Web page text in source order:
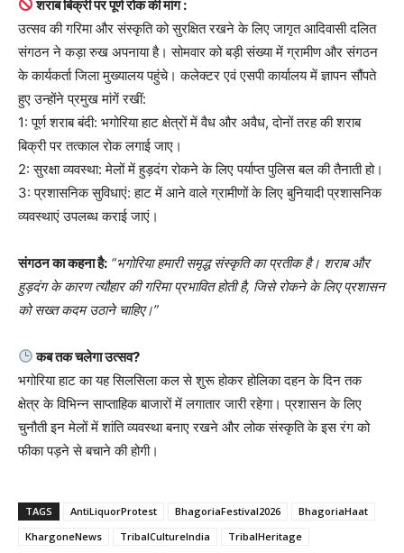
शराब बिक्री पर पूर्ण रोक की मांग :
उत्सव की गरिमा और संस्कृति को सुरक्षित रखने के लिए जागृत आदिवासी दलित
संगठन ने कड़ा रुख अपनाया है। सोमवार को बड़ी संख्या में ग्रामीण और संगठन
के कार्यकर्ता जिला मुख्यालय पहुंचे। कलेक्टर एवं एसपी कार्यालय में ज्ञापन सौंपते
हुए उन्होंने प्रमुख मांगें रखीं:
1: पूर्ण शराब बंदी: भगोरिया हाट क्षेत्रों में वैध और अवैध, दोनों तरह की शराब
बिक्री पर तत्काल रोक लगाई जाए।
2: सुरक्षा व्यवस्था: मेलों में हुड़दंग रोकने के लिए पर्याप्त पुलिस बल की तैनाती हो।
3: प्रशासनिक सुविधाएं: हाट में आने वाले ग्रामीणों के लिए बुनियादी प्रशासनिक
व्यवस्थाएं उपलब्ध कराई जाएं।
संगठन का कहना है: “भगोरिया हमारी समृद्ध संस्कृति का प्रतीक है। शराब और
हुड़दंग के कारण त्यौहार की गरिमा प्रभावित होती है, जिसे रोकने के लिए प्रशासन
को सख्त कदम उठाने चाहिए।”
कब तक चलेगा उत्सव?
भगोरिया हाट का यह सिलसिला कल से शुरू होकर होलिका दहन के दिन तक
क्षेत्र के विभिन्न साप्ताहिक बाजारों में लगातार जारी रहेगा। प्रशासन के लिए
चुनौती इन मेलों में शांति व्यवस्था बनाए रखने और लोक संस्कृति के इस रंग को
फीका पड़ने से बचाने की होगी।
TAGS AntiLiquorProtest BhagoriaFestival2026
BhagoriaHaat
KhargoneNews
TribalCultureIndia
TribalHeritage